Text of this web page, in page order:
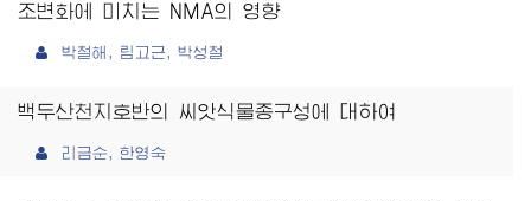
조변화에 미치는 NMA의 영향
박철해, 림고근, 박성철
백두산천지호반의 씨앗식물종구성에 대하여
리금순, 한영숙